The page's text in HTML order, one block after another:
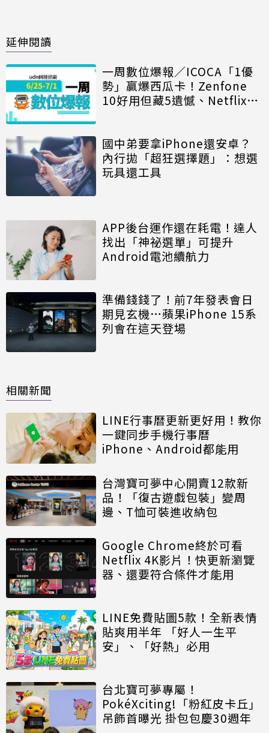
延伸閱讀
一周數位爆報／ICOCA「1優
勢」贏爆西瓜卡！Zenfone
10好用但藏5遺憾、Netflix再
國中弟要拿iPhone還安卓？
內行拋「超狂選擇題」：想選
玩具還工具
APP後台運作還在耗電！達人
找出「神祕選單」可提升
Android電池續航力
準備錢錢了！前7年發表會日
期見玄機…蘋果iPhone 15系
列會在這天登場
相關新聞
LINE行事曆更新更好用！教你
一鍵同步手機行事曆
iPhone、Android都能用
台灣寶可夢中心開賣12款新
品！「復古遊戲包裝」變周
邊、T恤可裝進收納包
Google Chrome終於可看
Netflix 4K影片！快更新瀏覽
器、還要符合條件才能用
LINE免費貼圖5款！全新表情
貼爽用半年 「好人一生平
安」、「好熱」必用
台北寶可夢專屬！
PokéXciting!「粉紅皮卡丘」
吊飾首曝光 掛包包慶30週年